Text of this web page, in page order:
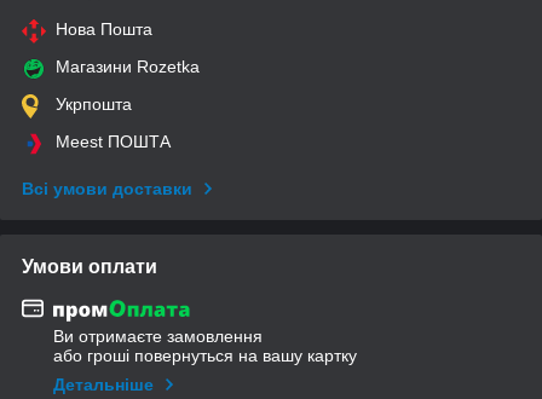
Нова Пошта
Магазини Rozetka
Укрпошта
Meest ПОШТА
Всі умови доставки
Умови оплати
Ви отримаєте замовлення
або гроші повернуться на вашу картку
Детальніше